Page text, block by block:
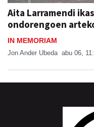
Aita Larramendi
ondorengoen
IN MEMORIAM
Jon Ander Ubeda abu 06,